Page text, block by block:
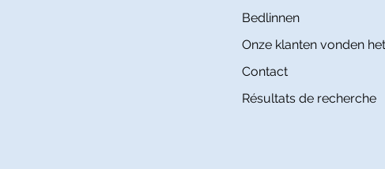
Bedlinnen
Onze klanten vonden
Contact
Résultats de recherche